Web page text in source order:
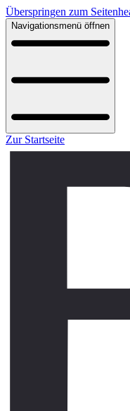
Überspringen zum
Navigationsmenü öffnen
Zur Startseite